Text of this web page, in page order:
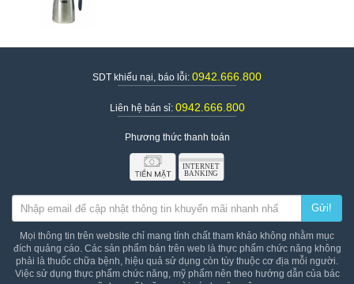
Thông tin sản phẩm
112948 - 1.5L
Xuất xứ thương hiệu
Đức
Bình Giữ Nhiệt Inox Zebra Smart III
520.000đ
Bình Giữ Nhiệt Inox Zebra Smart III
112948 - 1.5L, Đỏ. Giá: 520.000đ
Bình Giữ Nhiệt Inox Zebra Smart III
112948 - 1.5L, Bạc. Giá: 520.000đ
SDT khiếu nại, báo lỗi: 0942.666.800
Liên hệ bán sỉ: 0942.666.800
Phương thức thanh toán
Gửi!
Mọi thông tin trên website chỉ mang tính chất tham khảo không nhằm mục
đích quảng cáo. Các sản phẩm bán trên web là thực phẩm chức năng không
phải là thuốc chữa bệnh, hiệu quả sử dụng còn tùy thuộc cơ địa mỗi người.
Việc sử dụng thực phẩm chức năng, mỹ phẩm nên theo hướng dẫn của bác